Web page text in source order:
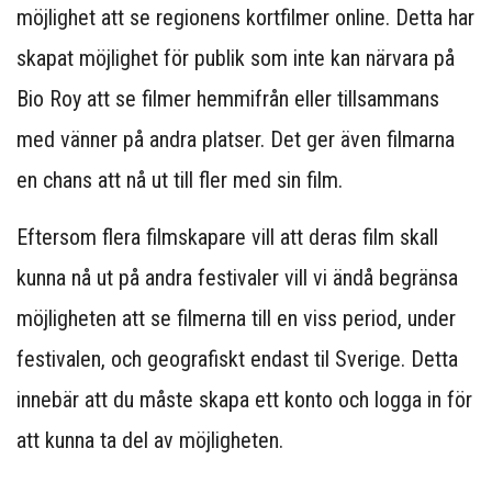
möjlighet att se regionens kortfilmer online. Detta har
skapat möjlighet för publik som inte kan närvara på
Bio Roy att se filmer hemmifrån eller tillsammans
med vänner på andra platser. Det ger även filmarna
en chans att nå ut till fler med sin film.
Eftersom flera filmskapare vill att deras film skall
kunna nå ut på andra festivaler vill vi ändå begränsa
möjligheten att se filmerna till en viss period, under
festivalen, och geografiskt endast til Sverige. Detta
innebär att du måste skapa ett konto och logga in för
att kunna ta del av möjligheten.